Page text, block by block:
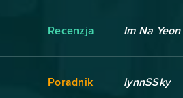
Recenzja Im Na Yeon
Poradnik lynnSSky